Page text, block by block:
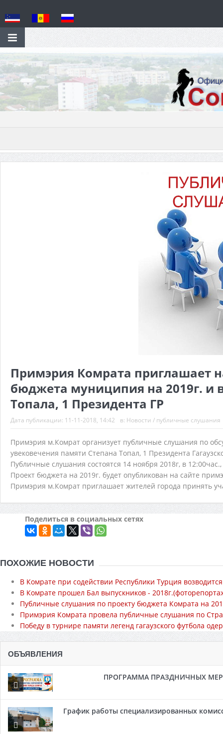
Примэрия Комрата приглашает
бюджета муниципия на 2019г. и
Топала, 1 Президента ГР
Дата публикации: 11-11-2018, 14:42 в: Новости / публичные слушания
Примэрия м.Комрат организует публичные слушания по
увековечения памяти Степана Топал, 1 Президента
Публичные слушания состоятся 14 ноября 2018г, в
Проект бюджета на 2019г. будет опубликован на сайте
Примэрия м.Комрат приглашает жителей города принять
Поделиться в социальных сетях
ПОХОЖИЕ НОВОСТИ
В Комрате при содействии Республики Турция
В Комрате прошел Бал выпускников -
Публичные слушания по проекту бюджета Комрата на
Примэрия Комрата провела публичные слушания по
Победу в турнире памяти легенд гагаузского футбола
ОБЪЯВЛЕНИЯ
ПРОГРАММА ПРАЗДНИЧНЫХ
График работы специализированных